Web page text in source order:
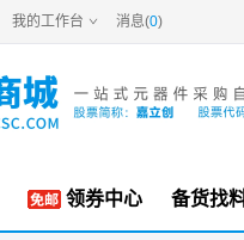
我的工作台 消息(0)
领券中心 备货找